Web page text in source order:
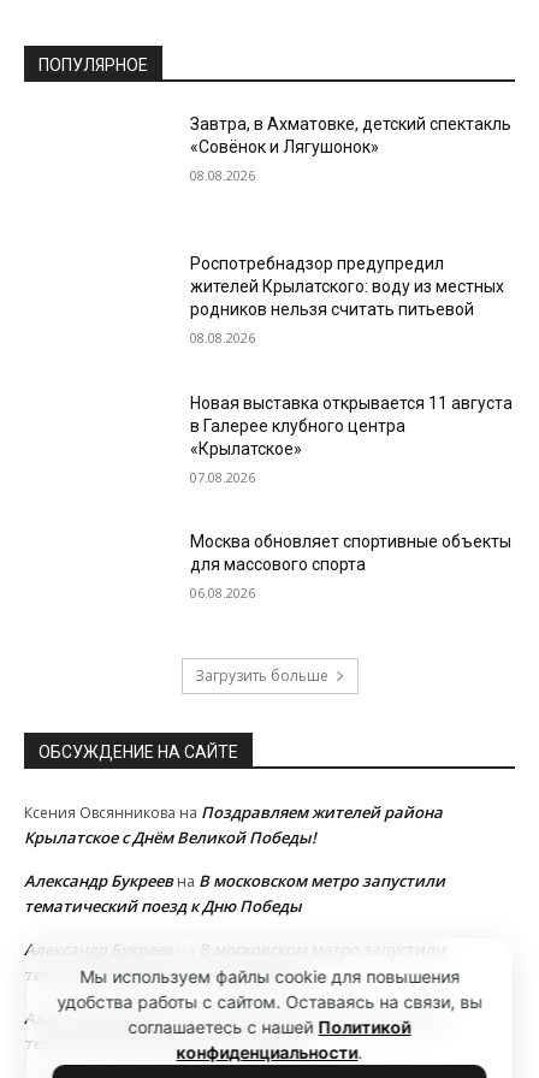
ПОПУЛЯРНОЕ
Завтра, в Ахматовке, детский спектакль
«Совёнок и Лягушонок»
08.08.2026
Роспотребнадзор предупредил
жителей Крылатского: воду из местных
родников нельзя считать питьевой
08.08.2026
Новая выставка открывается 11 августа
в Галерее клубного центра
«Крылатское»
07.08.2026
Москва обновляет спортивные объекты
для массового спорта
06.08.2026
Загрузить больше
ОБСУЖДЕНИЕ НА САЙТЕ
Ксения Овсянникова на Поздравляем жителей района
Крылатское с Днём Великой Победы!
Александр Букреевна В московском метро запустили
тематический поезд к Дню Победы
Александр Букреев
В московском метро запустили
тематический поезд к Дню Победы
Александр Букреев
В московском метро запустили
тематический поезд к Дню Победы
Мы используем файлы cookie для повышения
удобства работы с сайтом. Оставаясь на связи, вы
соглашаетесь с нашей Политикой
конфиденциальности.